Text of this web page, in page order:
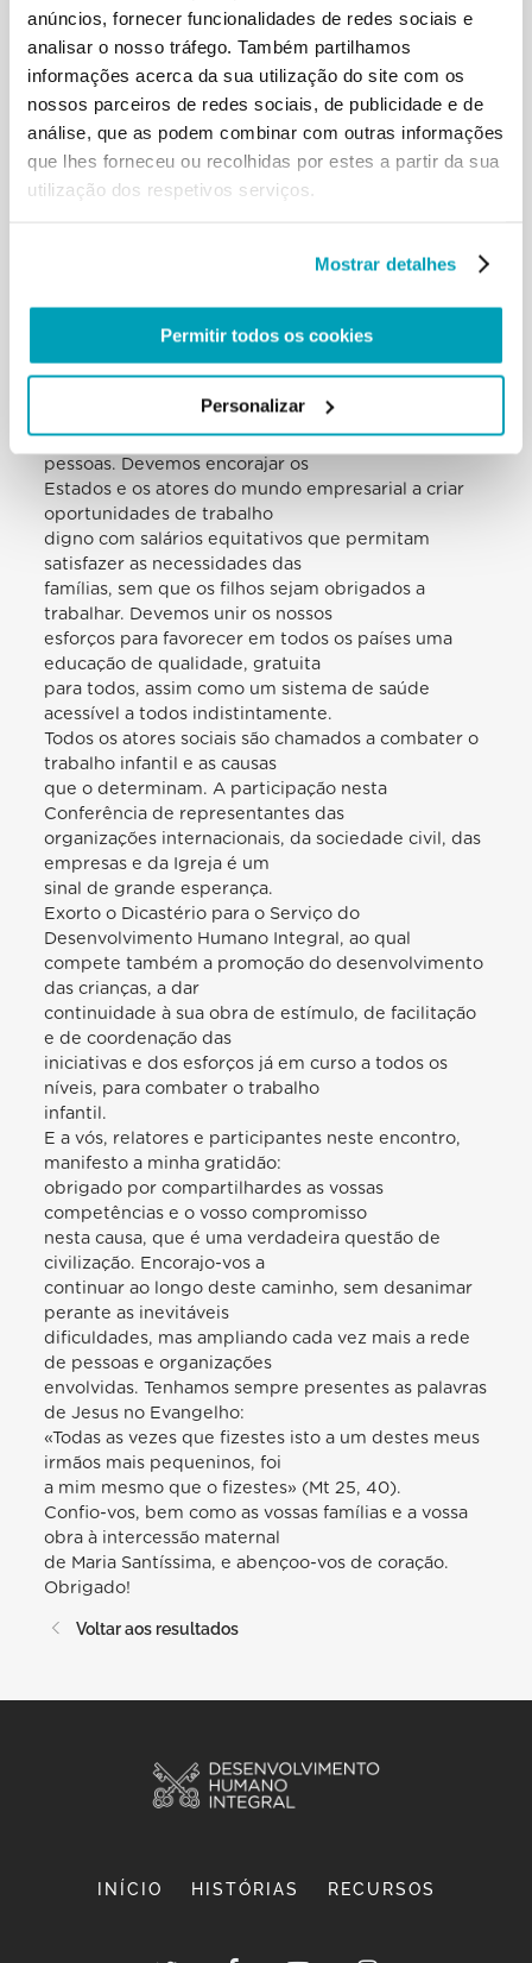
anúncios, fornecer funcionalidades de redes sociais e
analisar o nosso tráfego. Também partilhamos
informações acerca da sua utilização do site com os
nossos parceiros de redes sociais, de publicidade e de
análise, que as podem combinar com outras informações
que lhes forneceu ou recolhidas por estes a partir da sua
utilização dos respetivos serviços.
Mostrar detalhes
Permitir todos os cookies
Personalizar
outros. É negação do direito
das crianças à saúde, à educação, a um crescimento
possibilidade de brincar e sonhar. Isto é trágico!
Uma criança que não pode
sonhar, que não pode brincar, não pode crescer. É
roubar o futuro às crianças e,
portanto, a própria humanidade. É lesão da
consequente desespero nas famílias
quisermos erradicar o flagelo do trabalho infantil,
devemos trabalhar juntos para
sistema económico em vigor,
que centraliza a riqueza nas mãos de poucas
pessoas. Devemos encorajar os
Estados e os atores do mundo empresarial a criar
oportunidades de trabalho
digno com salários equitativos que permitam
satisfazer as necessidades das
famílias, sem que os filhos sejam obrigados a
trabalhar. Devemos unir os nossos
esforços para favorecer em todos os países uma
educação de qualidade, gratuita
para todos, assim como um sistema de saúde
acessível a todos indistintamente.
Todos os atores sociais são chamados a combater o
trabalho infantil e as causas
que o determinam. A participação nesta
Conferência de representantes das
organizações internacionais, da sociedade civil, das
empresas e da Igreja é um
sinal de grande esperança.
Exorto o Dicastério para o Serviço do
Desenvolvimento Humano Integral, ao qual
compete também a promoção do desenvolvimento
das crianças, a dar
continuidade à sua obra de estímulo, de facilitação
e de coordenação das
iniciativas e dos esforços já em curso a todos os
níveis, para combater o trabalho
infantil.
E a vós, relatores e participantes neste encontro,
manifesto a minha gratidão:
obrigado por compartilhardes as vossas
competências e o vosso compromisso
nesta causa, que é uma verdadeira questão de
civilização. Encorajo-vos a
continuar ao longo deste caminho, sem desanimar
perante as inevitáveis
dificuldades, mas ampliando cada vez mais a rede
de pessoas e organizações
envolvidas. Tenhamos sempre presentes as palavras
de Jesus no Evangelho:
«Todas as vezes que fizestes isto a um destes meus
irmãos mais pequeninos, foi
a mim mesmo que o fizestes» (Mt 25, 40).
Confio-vos, bem como as vossas famílias e a vossa
obra à intercessão maternal
de Maria Santíssima, e abençoo-vos de coração.
Obrigado!
Voltar aos resultados
INÍCIO HISTÓRIAS RECURSOS